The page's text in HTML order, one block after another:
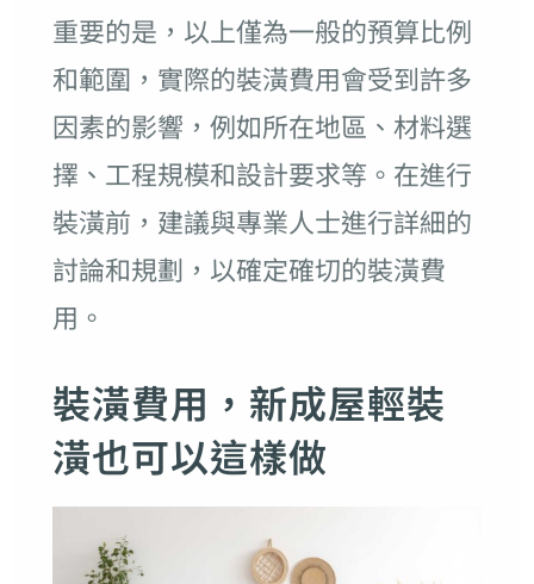
重要的是，以上僅為一般的預算比例
和範圍，實際的裝潢費用會受到許多
因素的影響，例如所在地區、材料選
擇、工程規模和設計要求等。在進行
裝潢前，建議與專業人士進行詳細的
討論和規劃，以確定確切的裝潢費
用。
裝潢費用，新成屋輕裝
潢也可以這樣做